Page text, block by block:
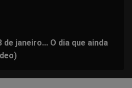
janeiro... O dia que ainda